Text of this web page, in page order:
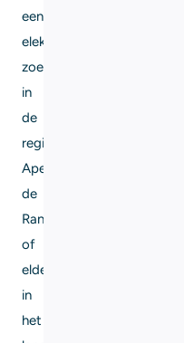
een
elektricien
zoekt
in
de
regio
Apeldoorn,
de
Randstad
of
elders
in
het